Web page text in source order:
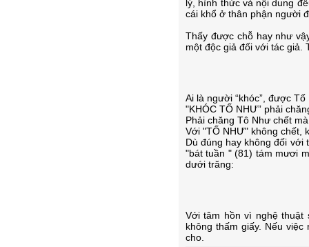
lý, hình thức và nội dung
cái khổ ở thân phận người
Thấy được chỗ hay như
một độc giả đối với tác giả.
Ai là người “khóc”, được
"KHÓC TỐ NHƯ” phải
Phải chăng Tô Như chết
Với "TỐ NHƯ" không chết,
Dù đúng hay không đối với
"bát tuần " (81) tám mươi
dưới trăng:
Với tâm hồn vì nghệ thuật
không thấm giấy. Nếu
cho.